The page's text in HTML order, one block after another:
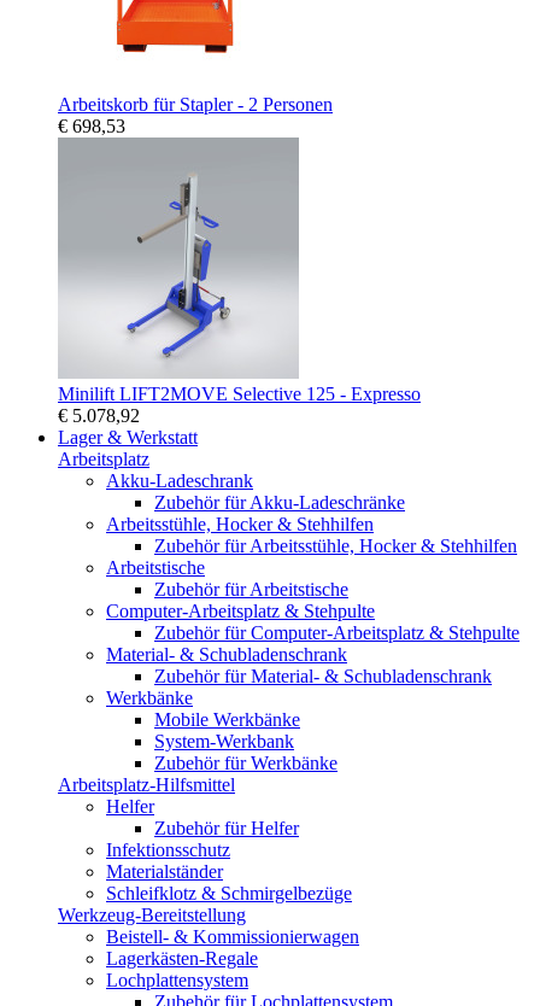
Arbeitskorb für Stapler - 2 Personen
€ 698,53
Minilift LIFT2MOVE Selective 125 - Expresso
€ 5.078,92
Lager & Werkstatt
Arbeitsplatz
Akku-Ladeschrank
Zubehör für Akku-Ladeschränke
Arbeitsstühle, Hocker & Stehhilfen
Zubehör für Arbeitsstühle, Hocker & Stehhilfen
Arbeitstische
Zubehör für Arbeitstische
Computer-Arbeitsplatz & Stehpulte
Zubehör für Computer-Arbeitsplatz & Stehpulte
Material- & Schubladenschrank
Zubehör für Material- & Schubladenschrank
Werkbänke
Mobile Werkbänke
System-Werkbank
Zubehör für Werkbänke
Arbeitsplatz-Hilfsmittel
Helfer
Zubehör für Helfer
Infektionsschutz
Materialständer
Schleifklotz & Schmirgelbezüge
Werkzeug-Bereitstellung
Beistell- & Kommissionierwagen
Lagerkästen-Regale
Lochplattensystem
Zubehör für Lochplattensystem